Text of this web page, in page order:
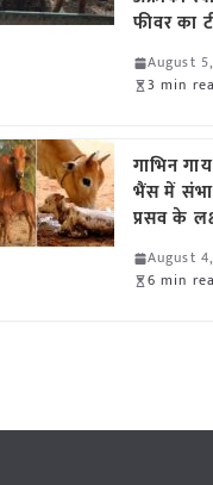
फीवर का
August
3 min
गाभिन
भैंस में
प्रसव के
August
6 min